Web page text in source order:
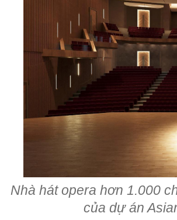
Nhà hát opera hơn 1.000
của dự án